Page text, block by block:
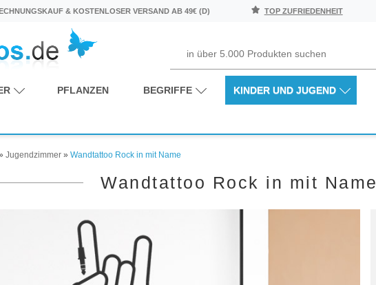
& KOSTENLOSER VERSAND AB 49€ (D) TOP ZUFRIEDENHEIT
PFLANZEN BEGRIFFE KINDER UND JUGEND
Jugendzimmer » Wandtattoo Rock in mit Name
Wandtattoo Rock in mit Name